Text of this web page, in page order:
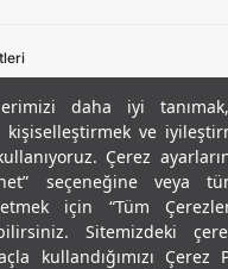
daha iyi
kişiselleştirmek ve
Çerez
seçeneğine veya
etmek için “Tüm
Sitemizdeki
kullandığımızı Çerez
09:00 - 18:00